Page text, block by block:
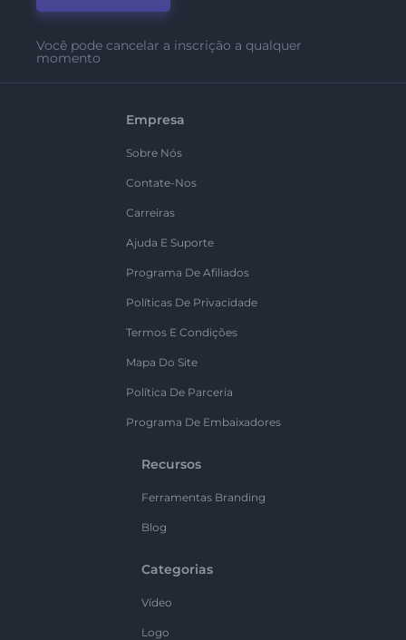
Você pode cancelar a inscrição a qualquer
momento
Empresa
Sobre Nós
Contate-Nos
Carreiras
Ajuda E Suporte
Programa De Afiliados
Políticas De Privacidade
Termos E Condições
Mapa Do Site
Política De Parceria
Programa De Embaixadores
Recursos
Ferramentas Branding
Blog
Categorias
Vídeo
Logo